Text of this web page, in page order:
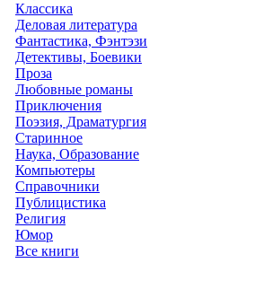
Классика
Деловая литература
Фантастика, Фэнтэзи
Детективы, Боевики
Проза
Любовные романы
Приключения
Поэзия, Драматургия
Старинное
Наука, Образование
Компьютеры
Справочники
Публицистика
Религия
Юмор
Все книги